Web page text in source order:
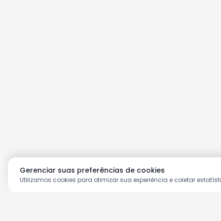
Gerenciar suas preferências de cookies
Utilizamos cookies para otimizar sua experiência e coletar